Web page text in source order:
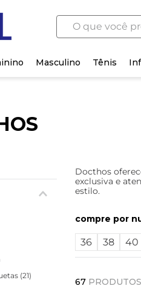
O que você
Masculino Tênis
(21)
Docthos
exclusiva e
estilo.
36 38 40
67 PRODUTOS